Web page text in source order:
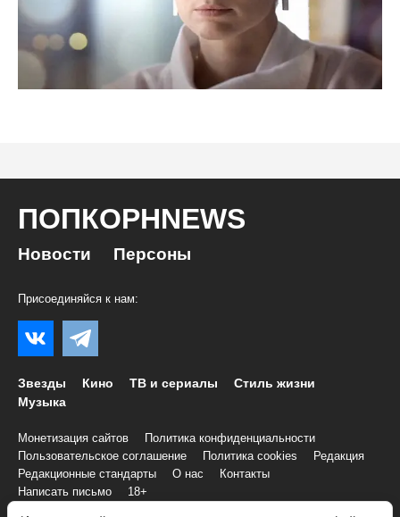
ПОПКОРНNEWS
Новости Персоны
Присоединяйся к нам:
Звезды Кино ТВ и сериалы
Стиль жизни
Музыка
Монетизация сайтов
Политика конфиденциальности
Пользовательское соглашение
Политика cookies
Редакция
Редакционные стандарты
О нас
Контакты
Написать письмо
18+